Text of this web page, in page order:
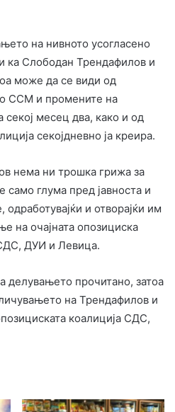
на нивното усогласено
ка Слободан Трендафилов и
може да се види од
ССМ и промените на
секој месец два, како и од
секојдневно ја креира.
нема ни трошка грижа за
само глума пред јавноста и
и отворајќи им
на очајната опозициска
ДУИ и Левица.
делувањето прочитано, затоа
на Трендафилов и
коалиција СДС,